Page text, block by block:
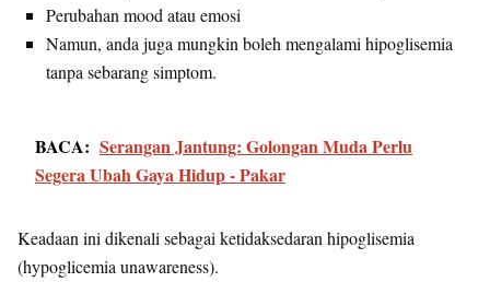
Perubahan mood atau emosi
Namun, anda juga mungkin boleh mengalami hipoglisemia
tanpa sebarang simptom.
BACA: Serangan Jantung: Golongan Muda Perlu
Segera Ubah Gaya Hidup - Pakar
Keadaan ini dikenali sebagai ketidaksedaran hipoglisemia
(hypoglicemia unawareness).